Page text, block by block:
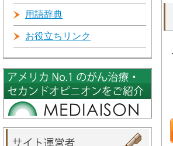
用語辞典
お役立ちリンク